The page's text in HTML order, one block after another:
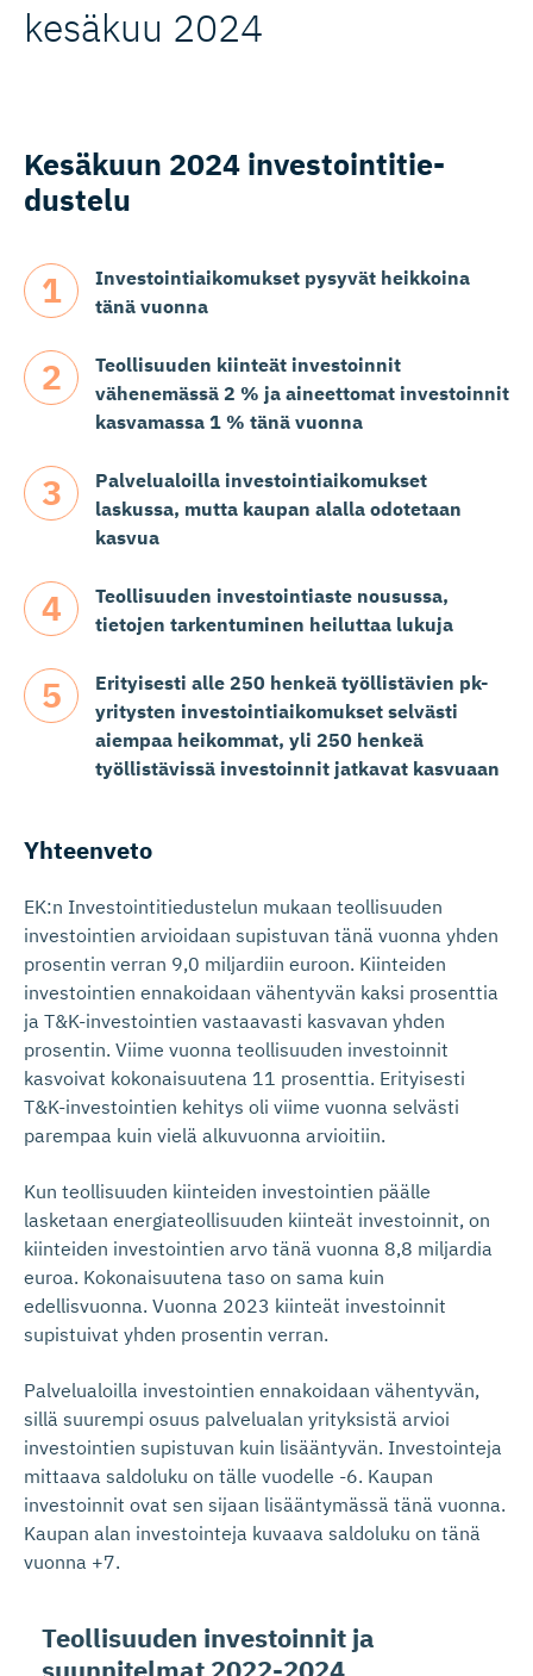
kesäkuu 2024
Kesäkuun 2024 investoin­ti­tie­
dustelu
Investointiaikomukset pysyvät heikkoina
tänä vuonna
Teollisuuden kiinteät investoinnit
vähenemässä 2 % ja aineettomat investoinnit
kasvamassa 1 % tänä vuonna
Palvelualoilla investointiaikomukset
laskussa, mutta kaupan alalla odotetaan
kasvua
Teollisuuden investointiaste nousussa,
tietojen tarkentuminen heiluttaa lukuja
Erityisesti alle 250 henkeä työllistävien pk-
yritysten investointiaikomukset selvästi
aiempaa heikommat, yli 250 henkeä
työllistävissä investoinnit jatkavat kasvuaan
Yhteenveto
EK:n Investointitiedustelun mukaan teollisuuden
investointien arvioidaan supistuvan tänä vuonna yhden
prosentin verran 9,0 miljardiin euroon. Kiinteiden
investointien ennakoidaan vähentyvän kaksi prosenttia
ja T&K-investointien vastaavasti kasvavan yhden
prosentin. Viime vuonna teollisuuden investoinnit
kasvoivat kokonaisuutena 11 prosenttia. Erityisesti
T&K-investointien kehitys oli viime vuonna selvästi
parempaa kuin vielä alkuvuonna arvioitiin.
Kun teollisuuden kiinteiden investointien päälle
lasketaan energiateollisuuden kiinteät investoinnit, on
kiinteiden investointien arvo tänä vuonna 8,8 miljardia
euroa. Kokonaisuutena taso on sama kuin
edellisvuonna. Vuonna 2023 kiinteät investoinnit
supistuivat yhden prosentin verran.
Palvelualoilla investointien ennakoidaan vähentyvän,
sillä suurempi osuus palvelualan yrityksistä arvioi
investointien supistuvan kuin lisääntyvän. Investointeja
mittaava saldoluku on tälle vuodelle -6. Kaupan
investoinnit ovat sen sijaan lisääntymässä tänä vuonna.
Kaupan alan investointeja kuvaava saldoluku on tänä
vuonna +7.
Teollisuuden investoinnit ja